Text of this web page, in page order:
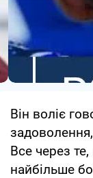
Він воліє
Все через
найбільше